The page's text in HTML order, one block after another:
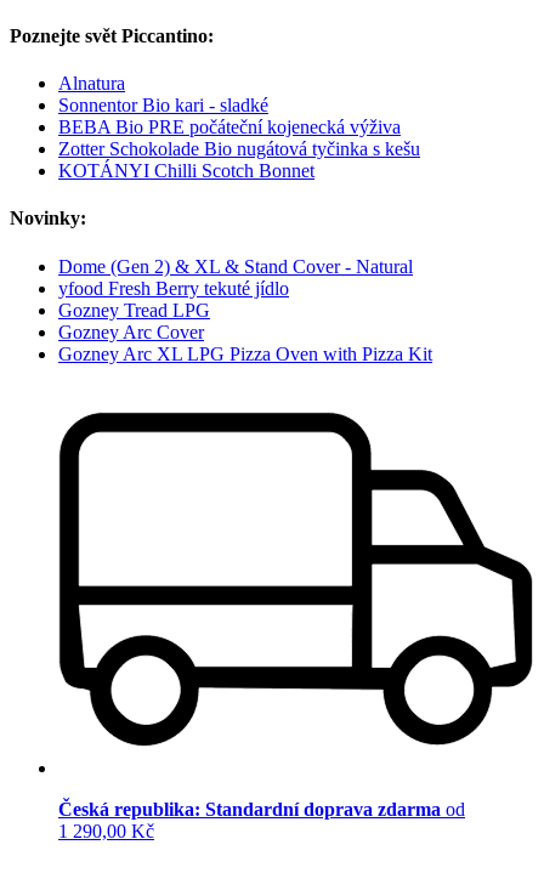
Poznejte svět Piccantino:
Alnatura
Sonnentor Bio kari - sladké
BEBA Bio PRE počáteční kojenecká výživa
Zotter Schokolade Bio nugátová tyčinka s kešu
KOTÁNYI Chilli Scotch Bonnet
Novinky:
Dome (Gen 2) & XL & Stand Cover - Natural
yfood Fresh Berry tekuté jídlo
Gozney Tread LPG
Gozney Arc Cover
Gozney Arc XL LPG Pizza Oven with Pizza Kit
Česká republika: Standardní doprava zdarma od
1 290,00 Kč